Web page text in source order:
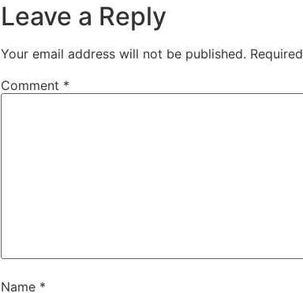
Leave a Reply
Your email address will not be published.
Comment *
Name *